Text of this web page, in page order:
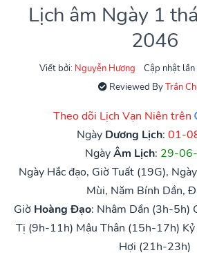
Lịch âm Ngày 1
2046
Viết bởi: Nguyễn Hương
Cập nhật
Reviewed ByTrần
Theo dõi Lịch Vạn Niên trên
Ngày Dương Lịch: 01-
NgàyÂm Lịch: 29-
Ngày Hắc đạo, Giờ Tuất (19G),
Mùi, Năm Bính Dần,
Giờ Hoàng Đạo: Nhâm Dần (3h-5h)
Tị (9h-11h) Mậu Thân (15h-17h)
Hợi (21h-23h)